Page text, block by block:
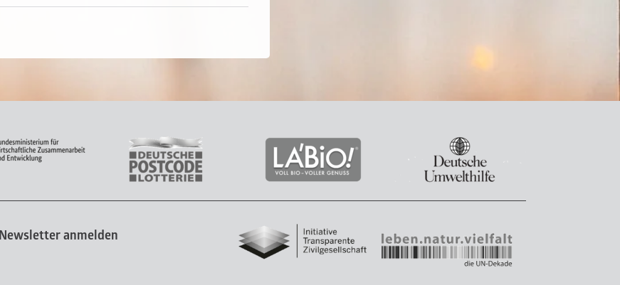
Newsletter anmelden